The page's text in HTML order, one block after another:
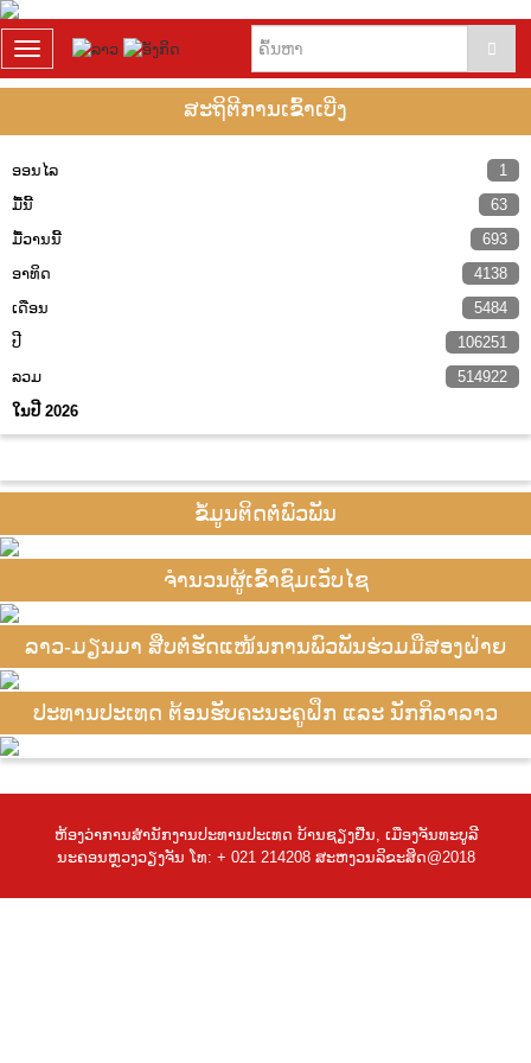
T
o
l
e
a
g
a
ສະ​ຖິ​ຕີການ​ເຂົ້າ​ເບີ່ງ
ອອນ​ໄລ
1
ມື້ນີ້
63
ມື້​ວານ​ນີ້
693
ອາທິດ
4138
ເດືອ​ນ
5484
ປີ
106251
ລວມ
514922
ໃນ​ປີ 2026
ຂໍ້ມູນຕິດຕໍ່ພົວພັນ
ຈຳນວນຜູ້ເຂົ້າຊົມເວັບໄຊ
ລາວ-ມຽນມາ ສືບຕໍ່ຮັດແໜ້ນການພົວພັນຮ່ວມມືສອງຝ່າຍ
ປະທານປະເທດ ຕ້ອນຮັບຄະນະຄູຝຶກ ແລະ ນັກກິລາລາວ
ຫ້ອງວ່າການສຳນັກງານປະທານປະເທດ ບ້ານຊຽງຢືນ, ເມືອງຈັນທະບູລີ
ນະຄອນຫຼວງວຽງຈັນ ໂທ: + 021 214208 ສະຫງວນລິຂະສິດ@2018